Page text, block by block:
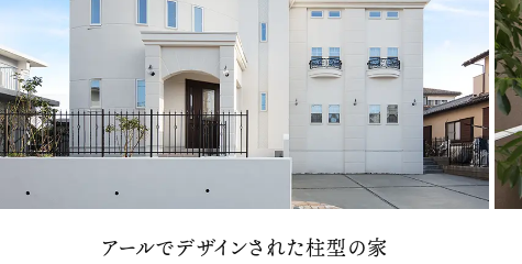
アールでデザインされた柱型の家